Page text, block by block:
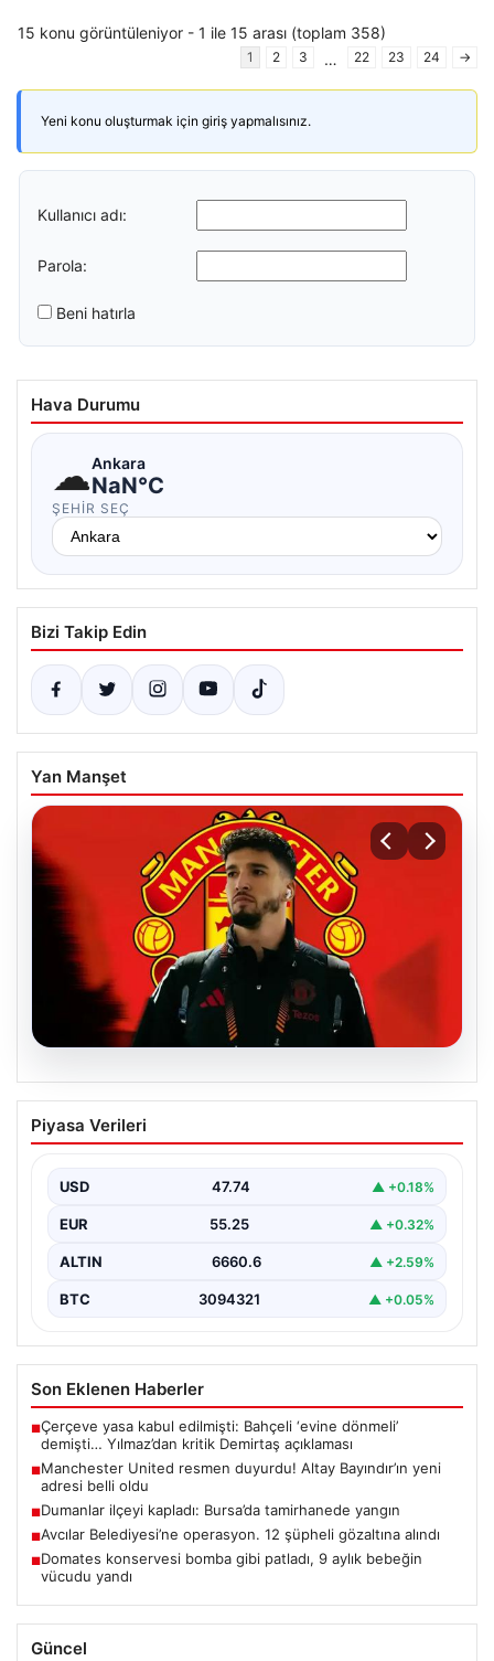
15 konu görüntüleniyor - 1 ile 15 arası (toplam 358)
1 2 3 … 22 23 24 →
Yeni konu oluşturmak için giriş yapmalısınız.
Kullanıcı adı:
Parola:
Beni hatırla
Hava Durumu
☁Ankara
NaN°C
ŞEHIR SEÇ
Bizi Takip Edin
Yan Manşet
07.08.2026
Manchester United resmen duyurdu!
Altay Bayındır’ın yeni adresi belli oldu
Piyasa Verileri
USD 47.74 ▲ +0.18%
EUR 55.25 ▲ +0.32%
ALTIN 6660.6 ▲ +2.59%
BTC 3094321 ▲ +0.05%
Son Eklenen Haberler
■Çerçeve yasa kabul edilmişti: Bahçeli ‘evine dönmeli’
demişti… Yılmaz’dan kritik Demirtaş açıklaması
■Manchester United resmen duyurdu! Altay Bayındır’ın yeni
adresi belli oldu
■Dumanlar ilçeyi kapladı: Bursa’da tamirhanede yangın
■Avcılar Belediyesi’ne operasyon. 12 şüpheli gözaltına alındı
■Domates konservesi bomba gibi patladı, 9 aylık bebeğin
vücudu yandı
Güncel